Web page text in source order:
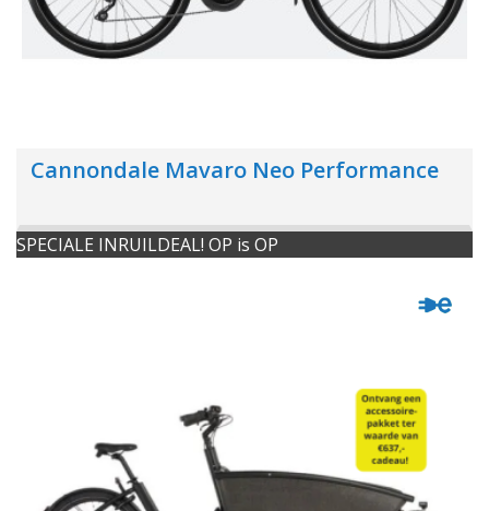
Cannondale Mavaro Neo Performance
SPECIALE INRUILDEAL! OP is OP